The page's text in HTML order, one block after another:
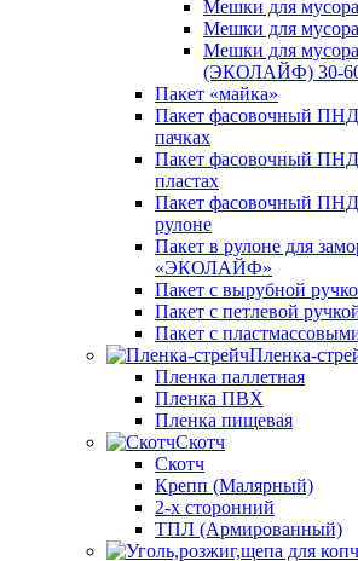
Мешки для
Мешки для
Мешки для
(ЭКОЛАЙФ) 30-
Пакет «майка»
Пакет фасовочный
пачках
Пакет фасовочный
пластах
Пакет фасовочный
рулоне
Пакет в рулоне для
«ЭКОЛАЙФ»
Пакет с вырубной
Пакет с петлевой
Пакет с
Пленка-
Пленка паллетная
Пленка ПВХ
Пленка пищевая
Скотч
Скотч
Крепп (Малярный)
2-х сторонний
ТПЛ (Армированный)